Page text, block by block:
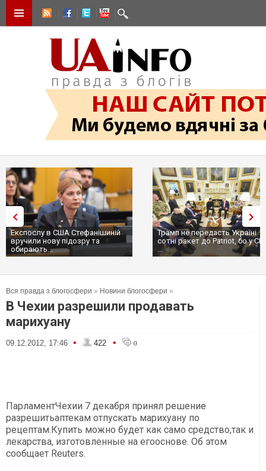
Експослу в США Стефанішиній
вручили нову підозру та
обирають...
Трамп не передасть Україні
сотні ракет до Patriot, бо у
...
Вся правда з блогосфери » Новини блогосфери »
В Чехии разрешили продавать
марихуану
09.12.2012, 17:46 • 422 • 0
ПарламентЧехии 7 декабря принял решение
разрешитьаптекам отпускать марихуану по
рецептам.Купить можно будет как само средство,так и
лекарства, изготовленные на егооснове. Об этом
сообщает Reuters.